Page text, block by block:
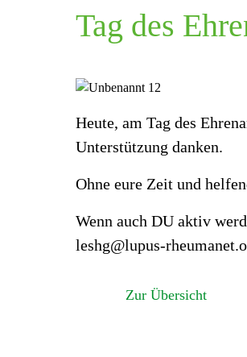
Tag des
Heute, am Tag des
Unterstützung danken.
Ohne eure Zeit und
Wenn auch DU aktiv
leshg@lupus-
Zur Übersicht